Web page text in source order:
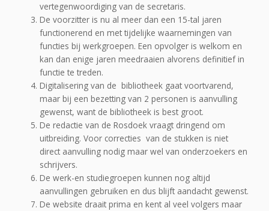
vertegenwoordiging van de secretaris.
De voorzitter is nu al meer dan een 15-tal jaren
functionerend en met tijdelijke waarnemingen van
functies bij werkgroepen. Een opvolger is welkom en
kan dan enige jaren meedraaien alvorens definitief in
functie te treden.
Digitalisering van de bibliotheek gaat voortvarend,
maar bij een bezetting van 2 personen is aanvulling
gewenst, want de bibliotheek is best groot.
De redactie van de Rosdoek vraagt dringend om
uitbreiding. Voor correcties van de stukken is niet
direct aanvulling nodig maar wel van onderzoekers en
schrijvers.
De werk-en studiegroepen kunnen nog altijd
aanvullingen gebruiken en dus blijft aandacht gewenst.
De website draait prima en kent al veel volgers maar